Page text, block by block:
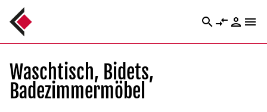
search compare_arrows person menu
Waschtisch, Bidets,
Badezimmermöbel